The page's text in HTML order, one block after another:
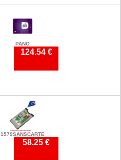
PANO
124.54 €
1579SANSCARTE
58.25 €